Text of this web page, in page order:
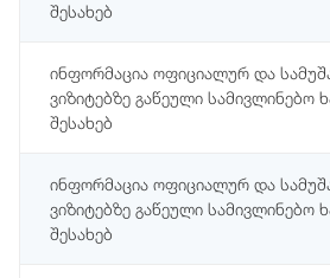
შესახებ
ინფორმაცია ოფიციალურ და
ვიზიტებზე გაწეული სამივლინებო
შესახებ
ინფორმაცია ოფიციალურ და
ვიზიტებზე გაწეული სამივლინებო
შესახებ